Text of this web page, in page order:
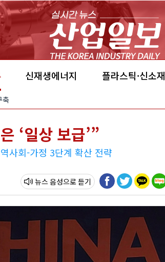
신재생에너지 플라스틱·신소재
축
‘일상 보급’”
사회-가정 3단계 확산 전략
뉴스 음성